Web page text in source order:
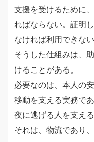
支援を受けるために
ればならない。証明
なければ利用できない
そうした仕組みは、
けることがある。
必要なのは、本人の
移動を支える実務であ
夜に逃げる人を支える
それは、物流であり